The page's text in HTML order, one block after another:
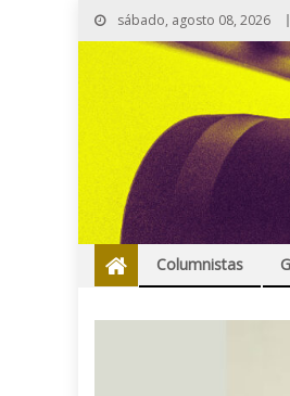
sábado, agosto 08, 2026
Columnistas